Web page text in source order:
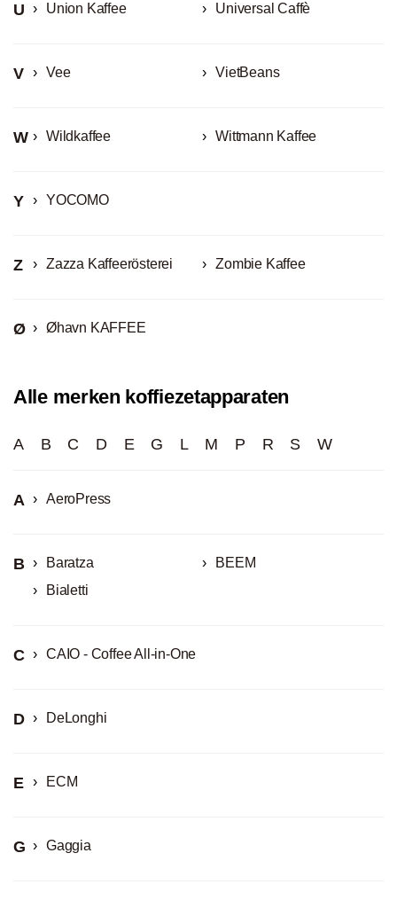
U Union Kaffee Universal Caffè
V Vee VietBeans
W Wildkaffee Wittmann Kaffee
Y YOCOMO
Z Zazza Kaffeerösterei Zombie Kaffee
Ø Øhavn KAFFEE
Alle merken koffiezetapparaten
A B C D E G L M P R S W
A AeroPress
B Baratza
BEEM
Bialetti
C CAIO - Coffee All-in-One
D DeLonghi
E ECM
G Gaggia